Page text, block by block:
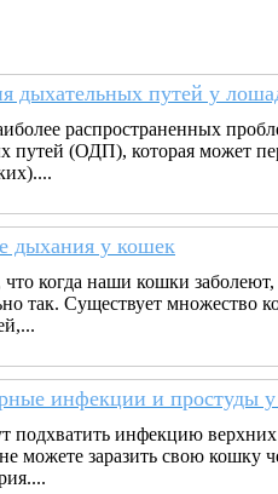
дыхательных путей у
распространенных
путей (ОДП), которая может
дыхания у кошек
когда наши кошки заболеют,
так. Существует множество
инфекции и простуды
подхватить инфекцию
можете заразить свою кошку